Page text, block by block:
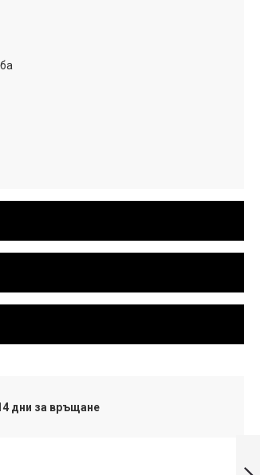
дни за връщане